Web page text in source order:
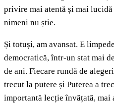
privire mai atentă și mai lucidă
nimeni nu știe.
Și totuși, am avansat. E
democratică, într-un stat mai
de ani. Fiecare rundă de
trecut la putere și Puterea a
importantă lecție învățată, mai